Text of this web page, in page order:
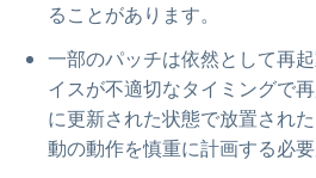
ることがあります。
一部のパッチは依然として再
イスが不適切なタイミングで
に更新された状態で放置され
動の動作を慎重に計画する必要